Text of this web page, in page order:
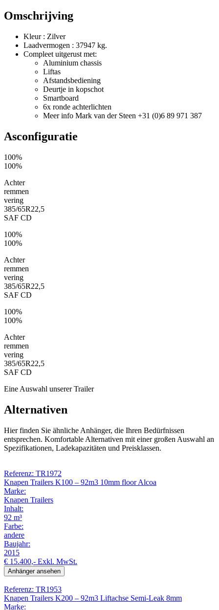
Omschrijving
Kleur : Zilver
Laadvermogen : 37947 kg.
Compleet uitgerust met:
Aluminium chassis
Liftas
Afstandsbediening
Deurtje in kopschot
Smartboard
6x ronde achterlichten
Meer info Mark van der Steen +31 (0)6 89 971 387
Asconfiguratie
100%
100%
Achter
remmen
vering
385/65R22,5
SAF CD
100%
100%
Achter
remmen
vering
385/65R22,5
SAF CD
100%
100%
Achter
remmen
vering
385/65R22,5
SAF CD
Eine Auswahl unserer Trailer
Alternativen
Hier finden Sie ähnliche Anhänger, die Ihren Bedürfnissen
entsprechen. Komfortable Alternativen mit einer großen Auswahl an
Spezifikationen, Ladekapazitäten und Preisklassen.
Referenz: TR1972
Knapen Trailers K100 – 92m3 10mm floor Alcoa
Marke:
Knapen Trailers
Inhalt:
92 m³
Farbe:
andere
Baujahr:
2015
€ 15.400,- Exkl. MwSt.
Anhänger ansehen
Referenz: TR1953
Knapen Trailers K200 – 92m3 Liftachse Semi-Leak 8mm
Marke: